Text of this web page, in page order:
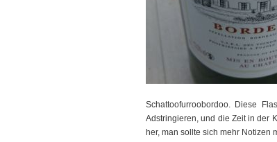
Schattoofurroobordoo. Diese
Adstringieren, und die Zeit in der
her, man sollte sich mehr Notizen